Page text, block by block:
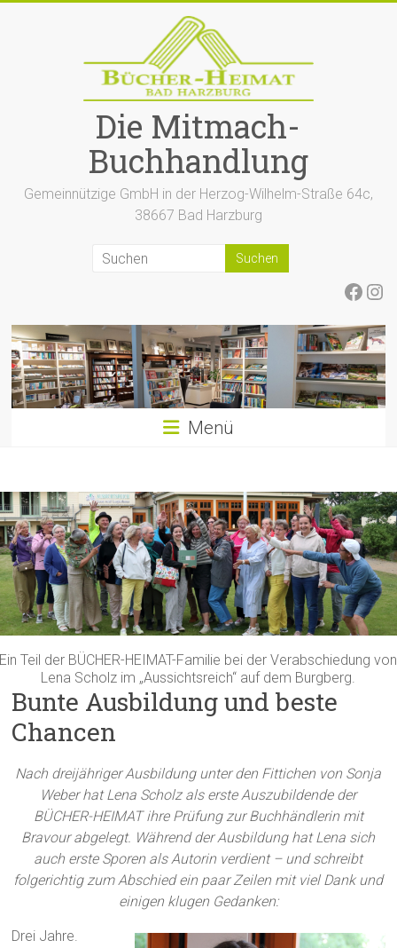
Die Mitmach-
Buchhandlung
Gemeinnützige GmbH in der Herzog-Wilhelm-Straße 64c,
38667 Bad Harzburg
Menü
Ein Teil der BÜCHER-HEIMAT-Familie bei der Verabschiedung von
Lena Scholz im „Aussichtsreich“ auf dem Burgberg.
Bunte Ausbildung und beste
Chancen
Nach dreijähriger Ausbildung unter den Fittichen von Sonja
Weber hat Lena Scholz als erste Auszubildende der
BÜCHER-HEIMAT ihre Prüfung zur Buchhändlerin mit
Bravour abgelegt. Während der Ausbildung hat Lena sich
auch erste Sporen als Autorin verdient – und schreibt
folgerichtig zum Abschied ein paar Zeilen mit viel Dank und
einigen klugen Gedanken:
Drei Jahre.